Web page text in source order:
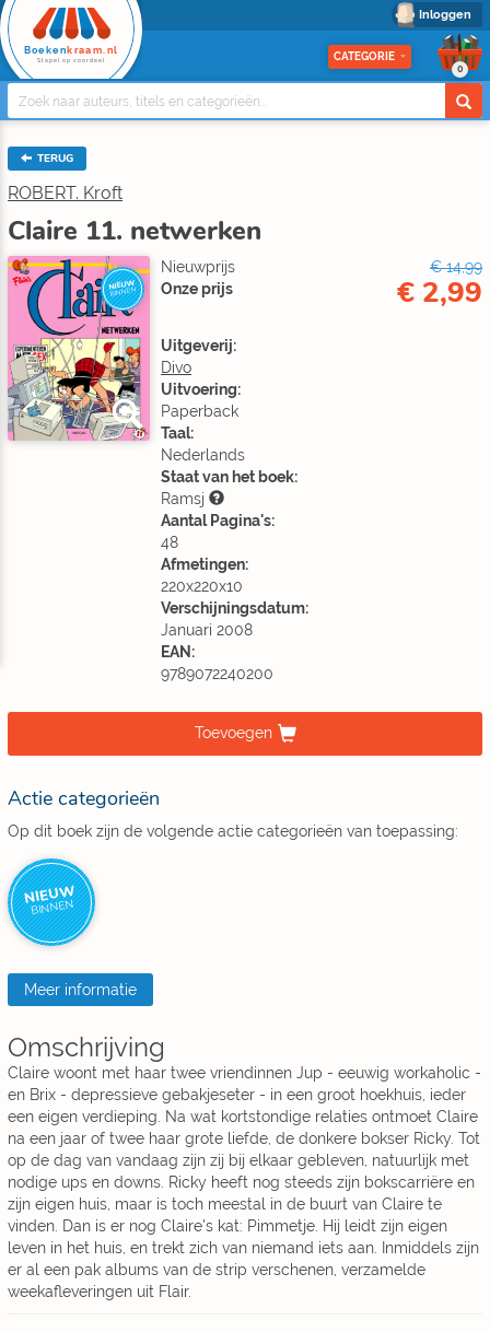
Inloggen
Boeken kraam.nl
Stapel op voordeel CATEGORIE
0
TERUG
ROBERT. Kroft
Claire 11. netwerken
NIEUW
BINNEN
Nieuwprijs
€ 14,99
Onze prijs
€ 2,99
Uitgeverij:
Divo
Uitvoering:
Paperback
Taal:
Nederlands
Staat van het boek:
Ramsj
Aantal Pagina's:
48
Afmetingen:
220x220x10
Verschijningsdatum:
Januari 2008
EAN:
9789072240200
Toevoegen
Actie categorieën
Op dit boek zijn de volgende actie categorieën van toepassing:
NIEUW
BINNEN
Meer informatie
Omschrijving
Claire woont met haar twee vriendinnen Jup - eeuwig workaholic -
en Brix - depressieve gebakjeseter - in een groot hoekhuis, ieder
een eigen verdieping. Na wat kortstondige relaties ontmoet Claire
na een jaar of twee haar grote liefde, de donkere bokser Ricky. Tot
op de dag van vandaag zijn zij bij elkaar gebleven, natuurlijk met
nodige ups en downs. Ricky heeft nog steeds zijn bokscarriëre en
zijn eigen huis, maar is toch meestal in de buurt van Claire te
vinden. Dan is er nog Claire's kat: Pimmetje. Hij leidt zijn eigen
leven in het huis, en trekt zich van niemand iets aan. Inmiddels zijn
er al een pak albums van de strip verschenen, verzamelde
weekafleveringen uit Flair.